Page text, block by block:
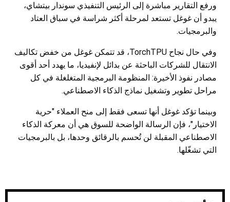
ورفع التقارير مباشرة إلى الرئيس التنفيذي سوندار بيتشاي،
يبدو أن غوغل تستعد لمرحلة أكثر شراسة في سباق العتاد
والبرمجيات.
وفي حال نجاح TorchTPU، قد تتمكن غوغل من خفض تكاليف
الانتقال للشركات الباحثة عن بدائل لإنفيديا، ما يهدد أحد أقوى
مصادر نفوذ الأخيرة: المنظومة البرمجية المتغلغلة في كل
مراحل تطوير وتشغيل نماذج الذكاء الاصطناعي.
وبينما تؤكد غوغل أنها تسعى فقط إلى منح العملاء "حرية
الاختيار"، فإن الرسالة الواضحة للسوق هي أن معركة الذكاء
الاصطناعي المقبلة لن تُحسم بالرقائق وحدها، بل بالبرمجيات
التي تشغّلها.